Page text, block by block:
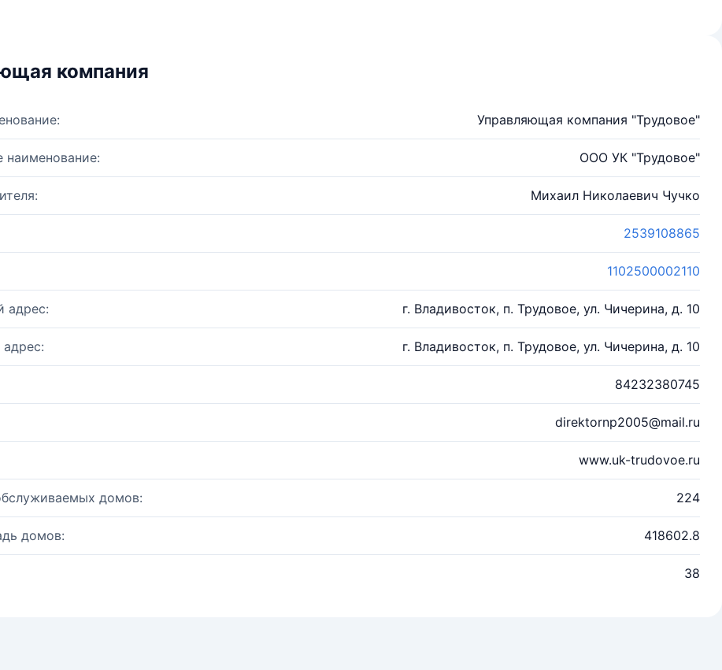
компания
Управляющая компания "Трудовое"
ООО УК "Трудовое"
Михаил Николаевич Чучко
2539108865
1102500002110
адрес: г. Владивосток, п. Трудовое, ул. Чичерина, д. 10
г. Владивосток, п. Трудовое, ул. Чичерина, д. 10
84232380745
direktornp2005@mail.ru
www.uk-trudovoe.ru
домов: 224
домов: 418602.8
38